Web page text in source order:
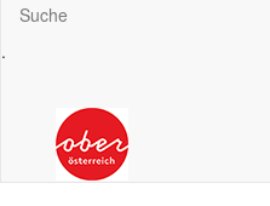
Suche
.